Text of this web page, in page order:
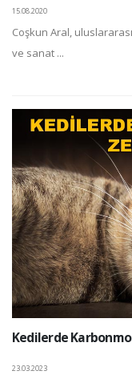
15.08.2020
Coşkun Aral,
ve sanat ...
Kedilerde
23.03.2023